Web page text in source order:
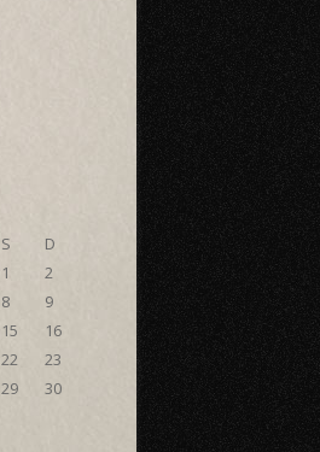
S
D
1
2
8
9
15
16
22
23
29
30